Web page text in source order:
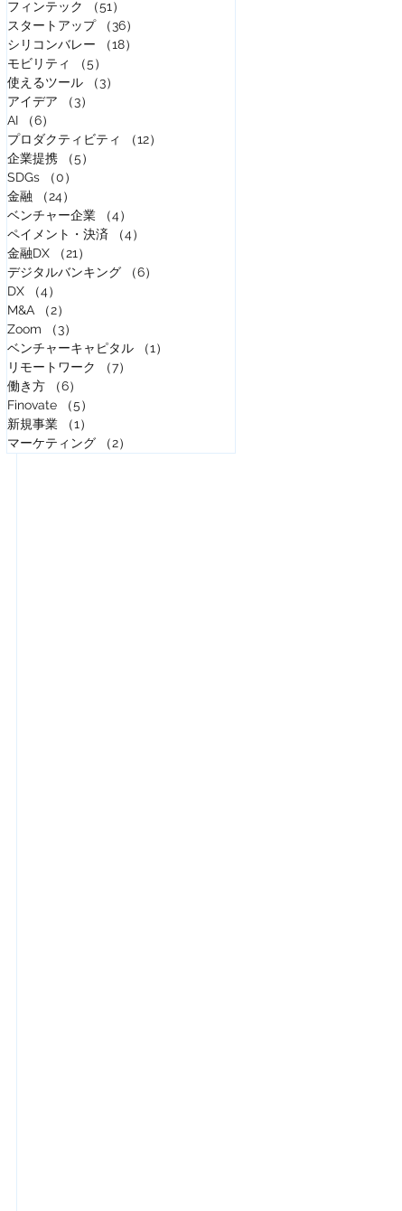
フィンテック
（51）
スタートアップ
（36）
シリコンバレー
（18）
モビリティ
（5）
使えるツール
（3）
アイデア
（3）
AI
（6）
プロダクティビティ
（12）
企業提携
（5）
SDGs
（0）
金融
（24）
ベンチャー企業
（4）
ペイメント・決済
（4）
金融DX
（21）
デジタルバンキング
（6）
DX
（4）
M&A
（2）
Zoom
（3）
ベンチャーキャピタル
（1）
リモートワーク
（7）
働き方
（6）
Finovate
（5）
新規事業
（1）
マーケティング
（2）